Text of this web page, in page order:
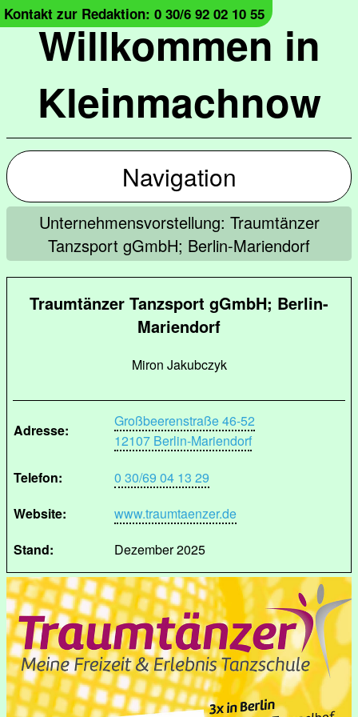
Willkommen in
Kleinmachnow
Kontakt zur Redaktion: 0 30/6 92 02 10 55
Navigation
Unternehmensvorstellung: Traumtänzer
Tanzsport gGmbH; Berlin-Mariendorf
Traumtänzer Tanzsport gGmbH; Berlin-
Mariendorf
Miron Jakubczyk
Adresse:
Großbeerenstraße 46-52
12107 Berlin-Mariendorf
Telefon:
0 30/69 04 13 29
Website:
www.traumtaenzer.de
Stand:
Dezember 2025